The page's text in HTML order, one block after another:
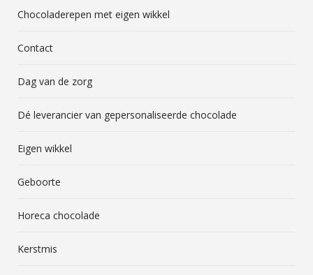
Chocoladerepen met eigen wikkel
Contact
Dag van de zorg
Dé leverancier van gepersonaliseerde chocolade
Eigen wikkel
Geboorte
Horeca chocolade
Kerstmis